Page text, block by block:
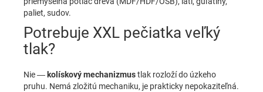
paliet, sudov.
Potrebuje XXL pečiatka veľký
tlak?
Nie — kolískový mechanizmustlak rozloží do úzkeho
pruhu. Nemá zložitú mechaniku, je prakticky nepokaziteľná.